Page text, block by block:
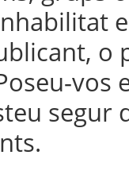
vos
segur